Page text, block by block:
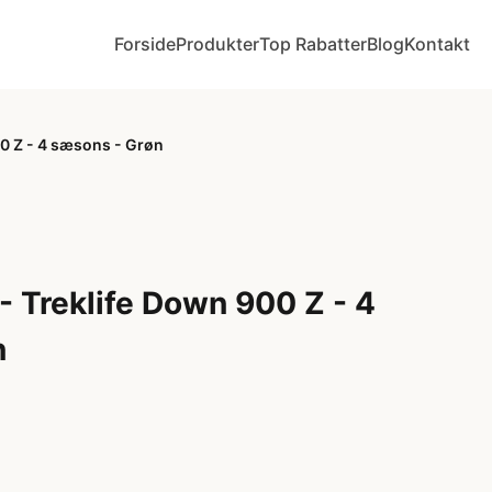
ForsideProdukterTop RabatterBlogKontakt
Z - 4 sæsons - Grøn
Treklife Down 900 Z - 4